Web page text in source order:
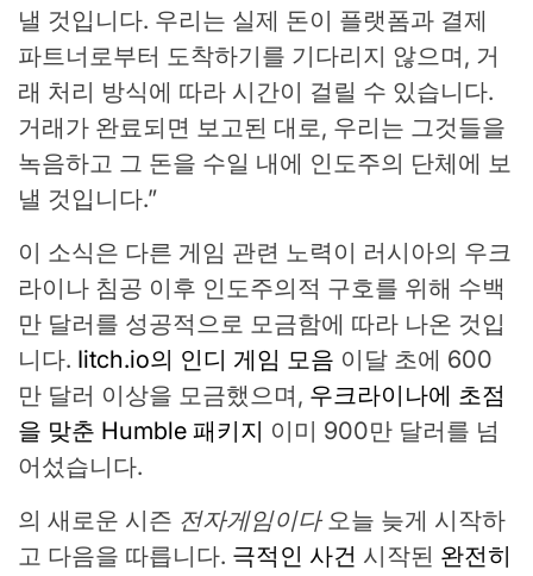
낼 것입니다. 우리는 실제 돈이 플랫폼과 결제
파트너로부터 도착하기를 기다리지 않으며, 거
래 처리 방식에 따라 시간이 걸릴 수 있습니다.
거래가 완료되면 보고된 대로, 우리는 그것들을
녹음하고 그 돈을 수일 내에 인도주의 단체에 보
낼 것입니다.”
이 소식은 다른 게임 관련 노력이 러시아의 우크
라이나 침공 이후 인도주의적 구호를 위해 수백
만 달러를 성공적으로 모금함에 따라 나온 것입
니다. Iitch.io의 인디 게임 모음 이달 초에 600
만 달러 이상을 모금했으며, 우크라이나에 초점
을 맞춘 Humble 패키지 이미 900만 달러를 넘
어섰습니다.
의 새로운 시즌 전자게임이다오늘 늦게 시작하
고 다음을 따릅니다. 극적인 사건 시작된 완전히